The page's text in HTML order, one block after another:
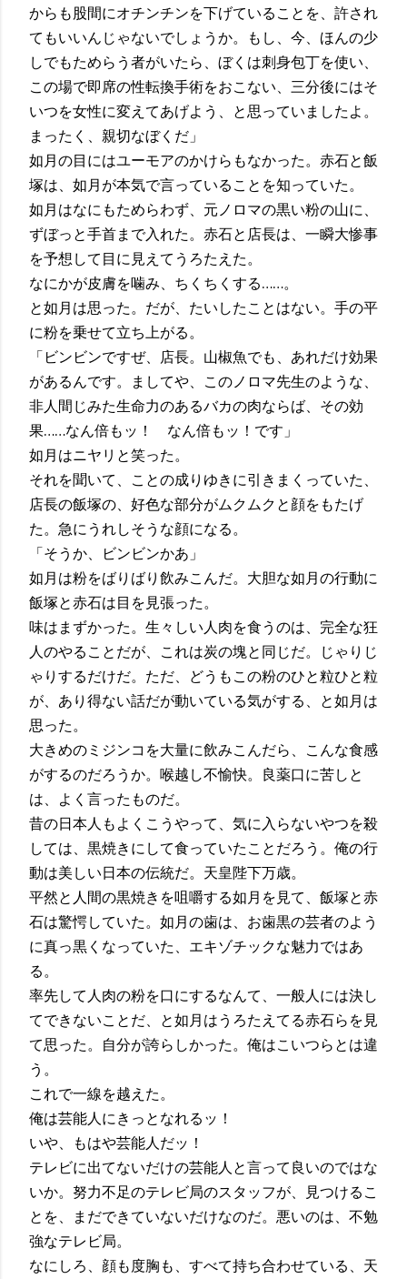
からも股間にオチンチンを下げていることを、許され
てもいいんじゃないでしょうか。もし、今、ほんの少
しでもためらう者がいたら、ぼくは刺身包丁を使い、
この場で即席の性転換手術をおこない、三分後にはそ
いつを女性に変えてあげよう、と思っていましたよ。
まったく、親切なぼくだ」
如月の目にはユーモアのかけらもなかった。赤石と飯
塚は、如月が本気で言っていることを知っていた。
如月はなにもためらわず、元ノロマの黒い粉の山に、
ずぼっと手首まで入れた。赤石と店長は、一瞬大惨事
を予想して目に見えてうろたえた。
なにかが皮膚を噛み、ちくちくする……。
と如月は思った。だが、たいしたことはない。手の平
に粉を乗せて立ち上がる。
「ビンビンですぜ、店長。山椒魚でも、あれだけ効果
があるんです。ましてや、このノロマ先生のような、
非人間じみた生命力のあるバカの肉ならば、その効
果……なん倍もッ！ なん倍もッ！です」
如月はニヤリと笑った。
それを聞いて、ことの成りゆきに引きまくっていた、
店長の飯塚の、好色な部分がムクムクと顔をもたげ
た。急にうれしそうな顔になる。
「そうか、ビンビンかあ」
如月は粉をばりばり飲みこんだ。大胆な如月の行動に
飯塚と赤石は目を見張った。
味はまずかった。生々しい人肉を食うのは、完全な狂
人のやることだが、これは炭の塊と同じだ。じゃりじ
ゃりするだけだ。ただ、どうもこの粉のひと粒ひと粒
が、あり得ない話だが動いている気がする、と如月は
思った。
大きめのミジンコを大量に飲みこんだら、こんな食感
がするのだろうか。喉越し不愉快。良薬口に苦しと
は、よく言ったものだ。
昔の日本人もよくこうやって、気に入らないやつを殺
しては、黒焼きにして食っていたことだろう。俺の行
動は美しい日本の伝統だ。天皇陛下万歳。
平然と人間の黒焼きを咀嚼する如月を見て、飯塚と赤
石は驚愕していた。如月の歯は、お歯黒の芸者のよう
に真っ黒くなっていた、エキゾチックな魅力ではあ
る。
率先して人肉の粉を口にするなんて、一般人には決し
てできないことだ、と如月はうろたえてる赤石らを見
て思った。自分が誇らしかった。俺はこいつらとは違
う。
これで一線を越えた。
俺は芸能人にきっとなれるッ！
いや、もはや芸能人だッ！
テレビに出てないだけの芸能人と言って良いのではな
いか。努力不足のテレビ局のスタッフが、見つけるこ
とを、まだできていないだけなのだ。悪いのは、不勉
強なテレビ局。
なにしろ、顔も度胸も、すべて持ち合わせている、天